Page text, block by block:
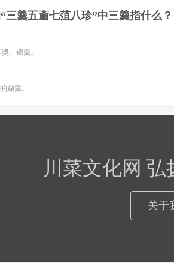
三羹五齑七菹八珍”中三羹指什么？
、铡羹。
鼎羹。
川菜文化网
关于